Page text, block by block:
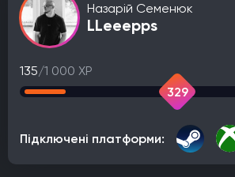
Назарій Семенюк
LLeeepps
135/1 000 XP
329
Підключені платформи: